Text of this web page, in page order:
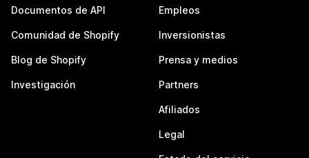
Documentos de API
Comunidad de Shopify
Blog de Shopify
Investigación
Empleos
Inversionistas
Prensa y medios
Partners
Afiliados
Legal